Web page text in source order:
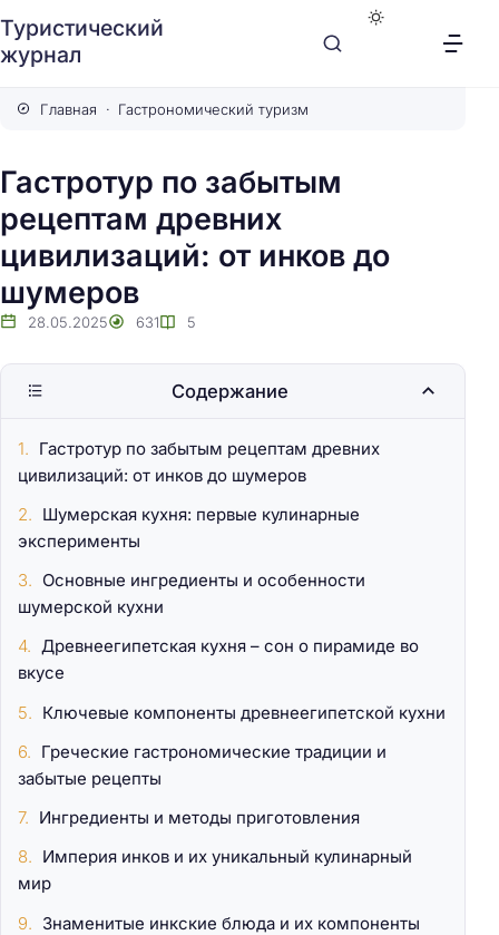
Туристический
журнал
Главная Гастрономический туризм
Гастротур по забытым
рецептам древних
цивилизаций: от инков до
шумеров
28.05.2025 631 5
Содержание
Гастротур по забытым рецептам древних
цивилизаций: от инков до шумеров
Шумерская кухня: первые кулинарные
эксперименты
Основные ингредиенты и особенности
шумерской кухни
Древнеегипетская кухня – сон о пирамиде во
вкусе
Ключевые компоненты древнеегипетской кухни
Греческие гастрономические традиции и
забытые рецепты
Ингредиенты и методы приготовления
Империя инков и их уникальный кулинарный
мир
Знаменитые инкские блюда и их компоненты